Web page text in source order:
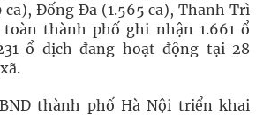
ca), Đống Đa (1.565 ca), Thanh Trì
toàn thành phố ghi nhận 1.661 ổ
ổ dịch đang hoạt động tại 28
thành phố Hà Nội triển khai